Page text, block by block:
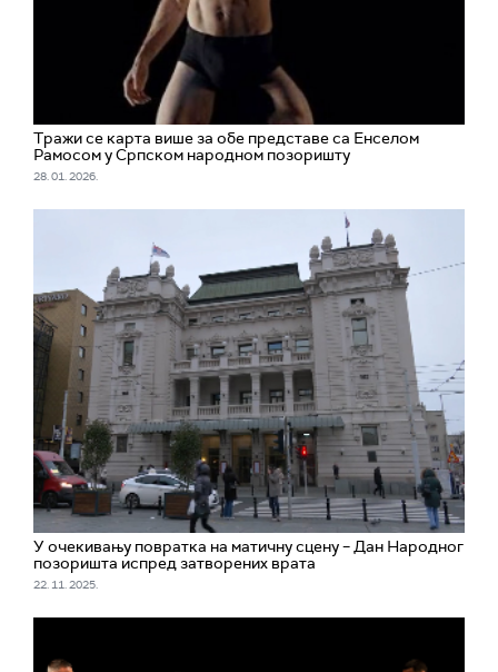
Тражи се карта више за обе представе са Енселом
Рамосом у Српском народном позоришту
28. 01. 2026.
У очекивању повратка на матичну сцену – Дан Народног
позоришта испред затворених врата
22. 11. 2025.